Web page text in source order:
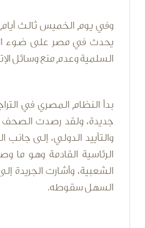
وفي يوم الخميس ثالث
يحدث في مصر على ضوء
السلمية وعدم منع وسائل
بدأ النظام المصري في
جديدة، ولقد رصدت الصحف
والتأييد الدولي، إلى
الرئاسية القادمة وهو ما
الشعبية، وأشارت الجريدة
السهل سقوطه.